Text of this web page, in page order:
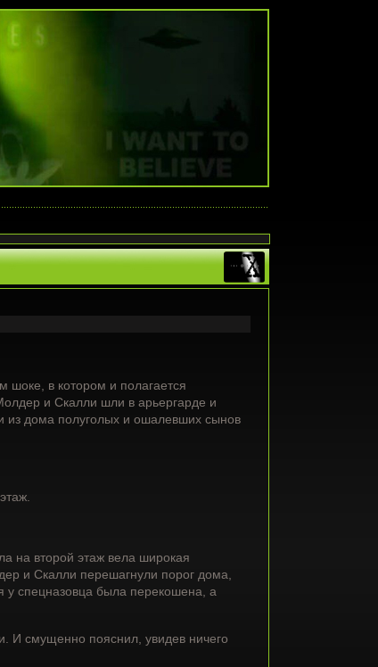
в котором и полагается
и Скалли шли в арьергарде и
из дома полуголых и ошалевших сынов
на второй этаж вела широкая
и Скалли перешагнули порог дома,
у спецназовца была перекошена, а
И смущенно пояснил, увидев ничего